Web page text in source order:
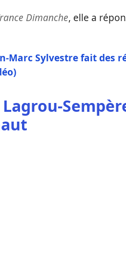
Dimanche, elle a
Marc Sylvestre fait des